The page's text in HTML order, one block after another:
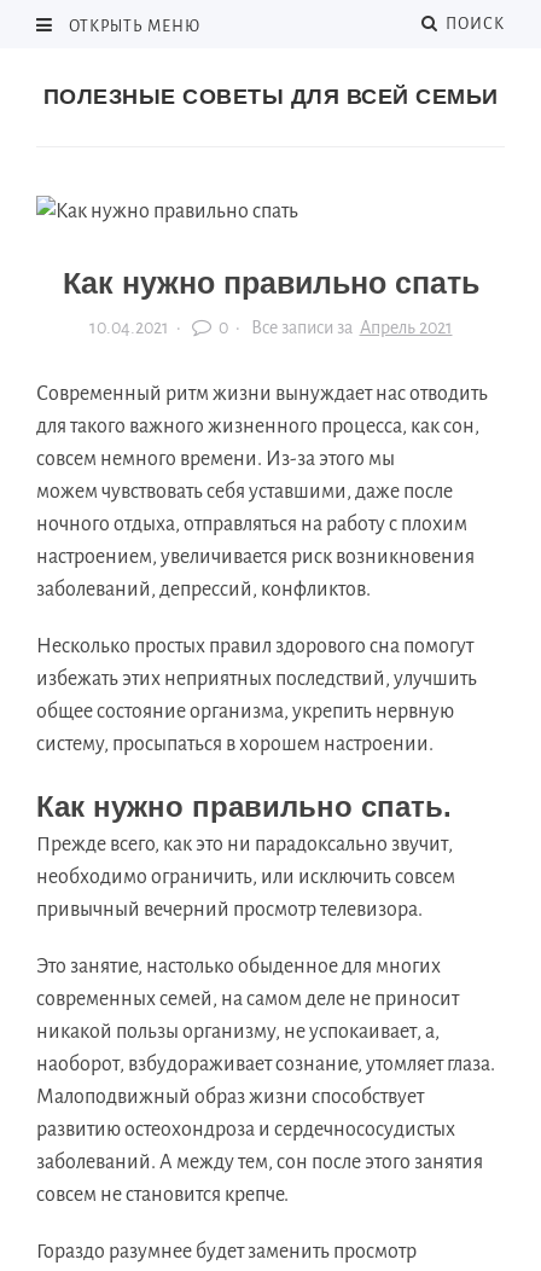
ОТКРЫТЬ МЕНЮ ПОИСК
ПОЛЕЗНЫЕ СОВЕТЫ ДЛЯ ВСЕЙ СЕМЬИ
Как нужно правильно спать
10.04.2021 · 0 · Все записи за Апрель 2021
Современный ритм жизни вынуждает нас отводить
для такого важного жизненного процесса, как сон,
совсем немного времени. Из-за этого мы
можем чувствовать себя уставшими, даже после
ночного отдыха, отправляться на работу с плохим
настроением, увеличивается риск возникновения
заболеваний, депрессий, конфликтов.
Несколько простых правил здорового сна помогут
избежать этих неприятных последствий, улучшить
общее состояние организма, укрепить нервную
систему, просыпаться в хорошем настроении.
Как нужно правильно спать.
Прежде всего, как это ни парадоксально звучит,
необходимо ограничить, или исключить совсем
привычный вечерний просмотр телевизора.
Это занятие, настолько обыденное для многих
современных семей, на самом деле не приносит
никакой пользы организму, не успокаивает, а,
наоборот, взбудораживает сознание, утомляет глаза.
Малоподвижный образ жизни способствует
развитию остеохондроза и сердечнососудистых
заболеваний. А между тем, сон после этого занятия
совсем не становится крепче.
Гораздо разумнее будет заменить просмотр